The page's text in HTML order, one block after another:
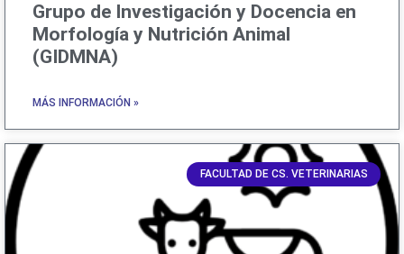
Grupo de Investigación y Docencia en
Morfología y Nutrición Animal
(GIDMNA)
MÁS INFORMACIÓN »
FACULTAD DE CS. VETERINARIAS